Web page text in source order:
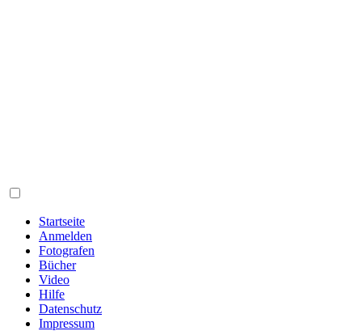
Startseite
Anmelden
Fotografen
Bücher
Video
Hilfe
Datenschutz
Impressum